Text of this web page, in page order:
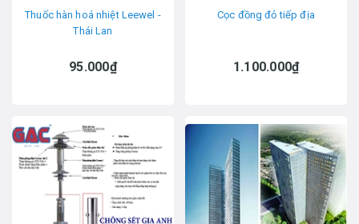
Thuốc hàn hoá nhiệt Leewel -
Thái Lan
95.000₫
Cọc đồng đỏ tiếp địa
1.100.000₫